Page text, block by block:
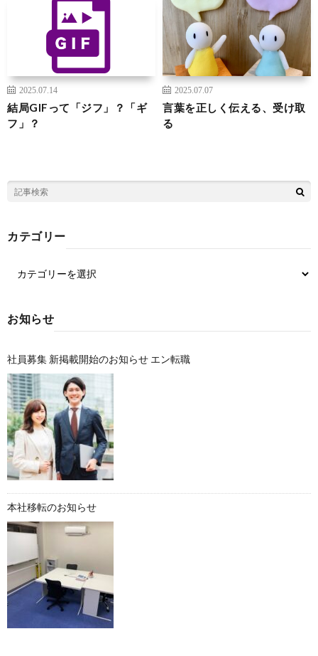
2025.07.14
結局GIFって「ジフ」？「ギ
フ」？
2025.07.07
言葉を正しく伝える、受け取
る
カテゴリー
お知らせ
社員募集 新掲載開始のお知らせ エン転職
本社移転のお知らせ